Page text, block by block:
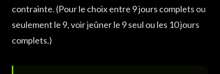
contrainte. (Pour le choix entre 9 jours complets ou
seulement le 9, voir jeûner le 9 seul ou les 10 jours
complets.)